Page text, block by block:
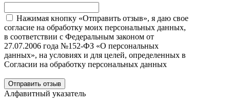
Нажимая кнопку «Отправить отзыв», я даю свое
согласие на обработку моих персональных данных,
в соответствии с Федеральным законом от
27.07.2006 года №152-ФЗ «О персональных
данных», на условиях и для целей, определенных в
Согласии на обработку персональных данных
Отправить отзыв
Алфавитный указатель